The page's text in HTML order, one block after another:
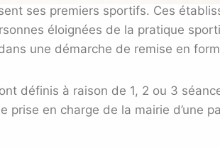
ses premiers sportifs. Ces
éloignées de la pratique
une démarche de remise en
définis à raison de 1, 2 ou 3
prise en charge de la mairie d’une